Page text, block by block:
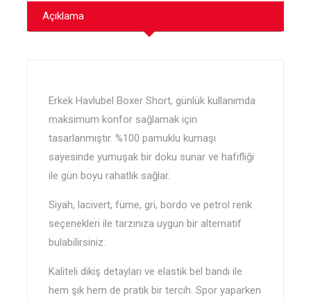
Açıklama
Erkek Havlubel Boxer Short, günlük kullanımda
maksimum konfor sağlamak için
tasarlanmıştır. %100 pamuklu kumaşı
sayesinde yumuşak bir doku sunar ve hafifliği
ile gün boyu rahatlık sağlar.
Siyah, lacivert, füme, gri, bordo ve petrol renk
seçenekleri ile tarzınıza uygun bir alternatif
bulabilirsiniz.
Kaliteli dikiş detayları ve elastik bel bandı ile
hem şık hem de pratik bir tercih. Spor yaparken